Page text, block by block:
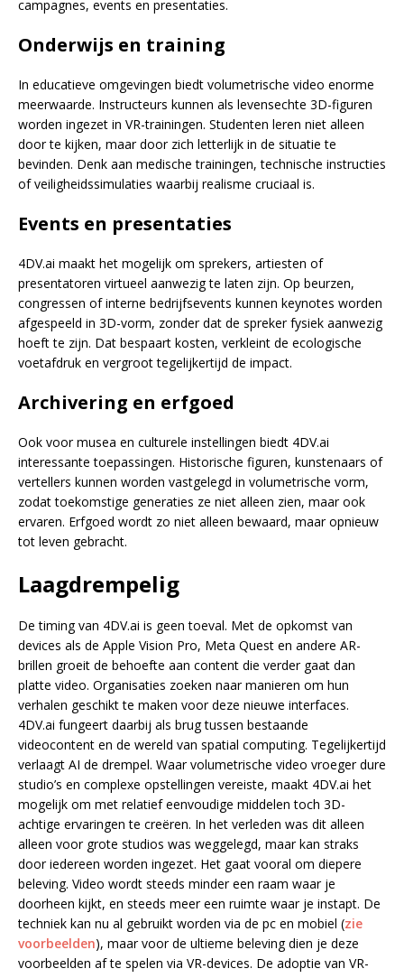
campagnes, events en presentaties.
Onderwijs en training
In educatieve omgevingen biedt volumetrische video enorme
meerwaarde. Instructeurs kunnen als levensechte 3D-figuren
worden ingezet in VR-trainingen. Studenten leren niet alleen
door te kijken, maar door zich letterlijk in de situatie te
bevinden. Denk aan medische trainingen, technische instructies
of veiligheidssimulaties waarbij realisme cruciaal is.
Events en presentaties
4DV.ai maakt het mogelijk om sprekers, artiesten of
presentatoren virtueel aanwezig te laten zijn. Op beurzen,
congressen of interne bedrijfsevents kunnen keynotes worden
afgespeeld in 3D-vorm, zonder dat de spreker fysiek aanwezig
hoeft te zijn. Dat bespaart kosten, verkleint de ecologische
voetafdruk en vergroot tegelijkertijd de impact.
Archivering en erfgoed
Ook voor musea en culturele instellingen biedt 4DV.ai
interessante toepassingen. Historische figuren, kunstenaars of
vertellers kunnen worden vastgelegd in volumetrische vorm,
zodat toekomstige generaties ze niet alleen zien, maar ook
ervaren. Erfgoed wordt zo niet alleen bewaard, maar opnieuw
tot leven gebracht.
Laagdrempelig
De timing van 4DV.ai is geen toeval. Met de opkomst van
devices als de Apple Vision Pro, Meta Quest en andere AR-
brillen groeit de behoefte aan content die verder gaat dan
platte video. Organisaties zoeken naar manieren om hun
verhalen geschikt te maken voor deze nieuwe interfaces.
4DV.ai fungeert daarbij als brug tussen bestaande
videocontent en de wereld van spatial computing. Tegelijkertijd
verlaagt AI de drempel. Waar volumetrische video vroeger dure
studio’s en complexe opstellingen vereiste, maakt 4DV.ai het
mogelijk om met relatief eenvoudige middelen toch 3D-
achtige ervaringen te creëren. In het verleden was dit alleen
alleen voor grote studios was weggelegd, maar kan straks
door iedereen worden ingezet. Het gaat vooral om diepere
beleving. Video wordt steeds minder een raam waar je
doorheen kijkt, en steeds meer een ruimte waar je instapt. De
techniek kan nu al gebruikt worden via de pc en mobiel (zie
voorbeelden), maar voor de ultieme beleving dien je deze
voorbeelden af te spelen via VR-devices. De adoptie van VR-